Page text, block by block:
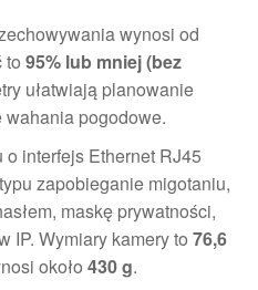
wynosi od
to 95% lub mniej (bez
ułatwiają planowanie
wahania pogodowe.
interfejs Ethernet RJ45
zapobieganie migotaniu,
maskę prywatności,
IP. Wymiary kamery to 76,6
około 430 g.